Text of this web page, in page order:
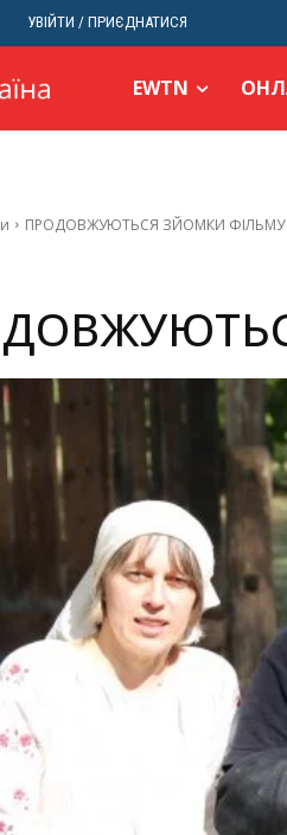
УВІЙТИ / ПРИЄДНАТИСЯ
EWTN
ПРОДОВЖУЮТЬСЯ ЗЙОМКИ ФІЛЬМУ